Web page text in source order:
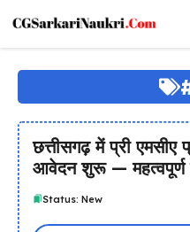
content
छत्तीसगढ़ में प्री एमसीए
आवेदन शुरू — महत्वपूर्ण
Status: New